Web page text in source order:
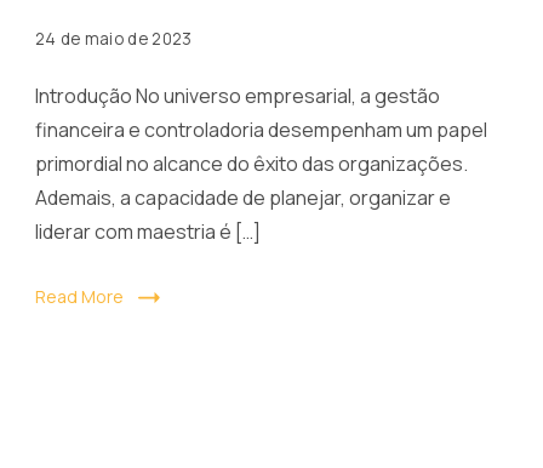
24 de maio de 2023
Introdução No universo empresarial, a gestão
financeira e controladoria desempenham um papel
primordial no alcance do êxito das organizações.
Ademais, a capacidade de planejar, organizar e
liderar com maestria é […]
Read More